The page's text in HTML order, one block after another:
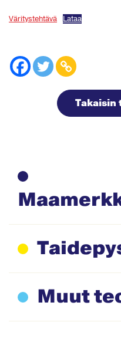
Väritystehtävä Lataa
Takaisin
Muut